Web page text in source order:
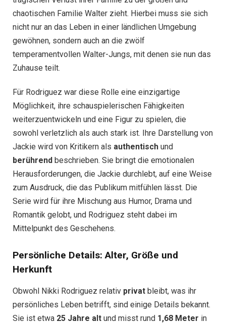
chaotischen Familie Walter zieht. Hierbei muss sie sich
nicht nur an das Leben in einer ländlichen Umgebung
gewöhnen, sondern auch an die zwölf
temperamentvollen Walter-Jungs, mit denen sie nun das
Zuhause teilt.
Für Rodriguez war diese Rolle eine einzigartige
Möglichkeit, ihre schauspielerischen Fähigkeiten
weiterzuentwickeln und eine Figur zu spielen, die
sowohl verletzlich als auch stark ist. Ihre Darstellung von
Jackie wird von Kritikern als authentisch und
berührend beschrieben. Sie bringt die emotionalen
Herausforderungen, die Jackie durchlebt, auf eine Weise
zum Ausdruck, die das Publikum mitfühlen lässt. Die
Serie wird für ihre Mischung aus Humor, Drama und
Romantik gelobt, und Rodriguez steht dabei im
Mittelpunkt des Geschehens.
Persönliche Details: Alter, Größe und
Herkunft
Obwohl Nikki Rodriguez relativ privat bleibt, was ihr
persönliches Leben betrifft, sind einige Details bekannt.
Sie ist etwa 25 Jahre alt und misst rund 1,68 Meter in